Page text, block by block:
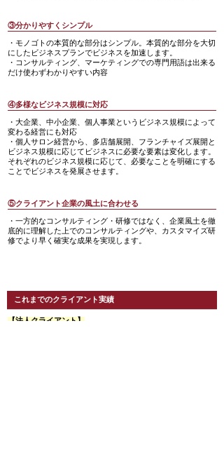
③分かりやすくシンプル
・モノゴトの本質的な部分はシンプル。本質的な部分を大切
にしたビジネスプランでビジネスを加速します。
・コンサルティング、マーケティングでの専門用語は出来る
だけ使わずわかりやすい内容
④多様なビジネス規模に対応
・大企業、中小企業、個人事業というビジネス規模によって
変わる経営にも対応
・個人サロン経営から、多店舗展開、フランチャイズ展開と
ビジネス規模に応じてビジネスに必要な要素は変化します。
それぞれのビジネス規模に応じて、必要なことを明確にする
ことでビジネスを発展させます。
⑤クライアント企業の風土に合わせる
・一方的なコンサルティング・研修ではなく、企業風土を徹
底的に理解した上でのコンサルティングや、カスタマイズ研
修でより早く確実な成果を実現します。
これまでのクライアント実績
【法人クライアント】